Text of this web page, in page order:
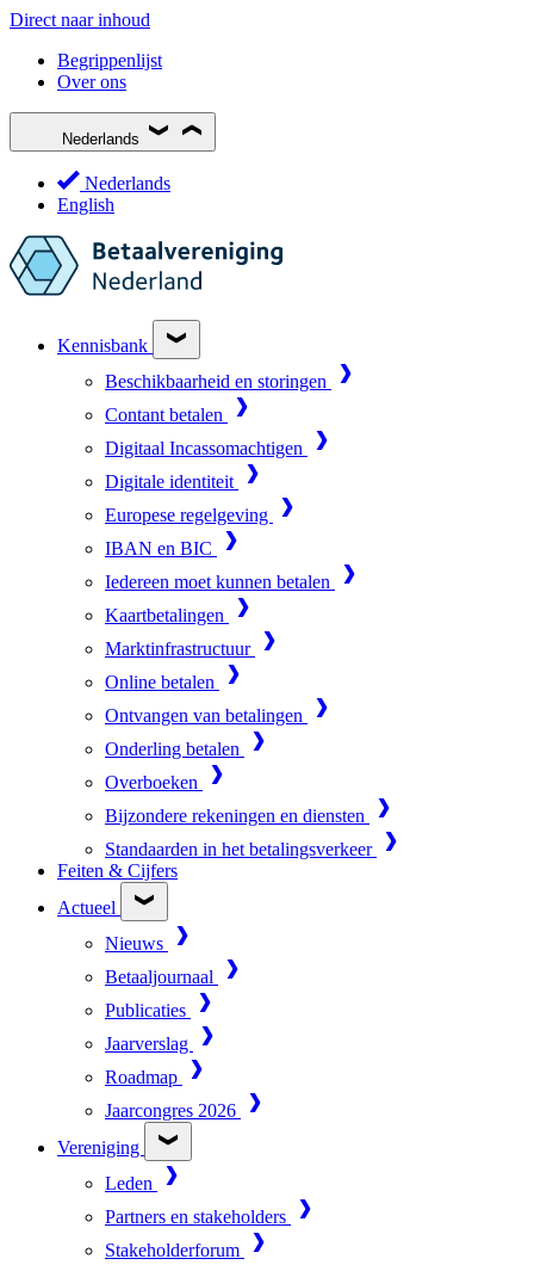
Direct naar inhoud
Begrippenlijst
Over ons
Nederlands
Nederlands
English
Kennisbank
Beschikbaarheid en storingen
Contant betalen
Digitaal Incassomachtigen
Digitale identiteit
Europese regelgeving
IBAN en BIC
Iedereen moet kunnen betalen
Kaartbetalingen
Marktinfrastructuur
Online betalen
Ontvangen van betalingen
Onderling betalen
Overboeken
Bijzondere rekeningen en diensten
Standaarden in het betalingsverkeer
Feiten & Cijfers
Actueel
Nieuws
Betaaljournaal
Publicaties
Jaarverslag
Roadmap
Jaarcongres 2026
Vereniging
Leden
Partners en stakeholders
Stakeholderforum